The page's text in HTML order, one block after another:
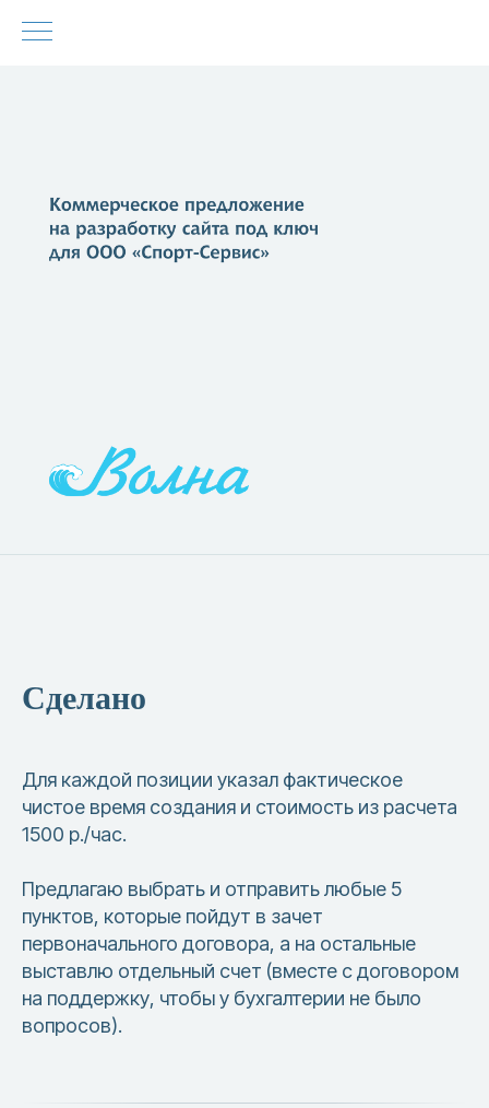
Сделано
Для каждой позиции указал фактическое
чистое время создания и стоимость из расчета
1500 р./час.
Предлагаю выбрать и отправить любые 5
пунктов, которые пойдут в зачет
первоначального договора, а на остальные
выставлю отдельный счет (вместе с договором
на поддержку, чтобы у бухгалтерии не было
вопросов).